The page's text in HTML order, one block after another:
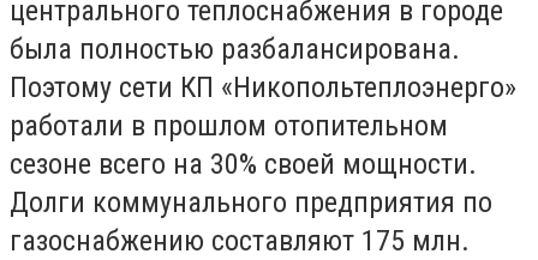
центрального теплоснабжения в городе
была полностью разбалансирована.
Поэтому сети КП «Никопольтеплоэнерго»
работали в прошлом отопительном
сезоне всего на 30% своей мощности.
Долги коммунального предприятия по
газоснабжению составляют 175 млн.